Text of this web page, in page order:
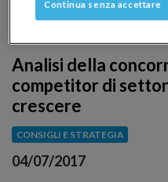
Analisi della
competitor di
crescere
CONSIGLI E STRATEGIA
04/07/2017
Continua senza accettare